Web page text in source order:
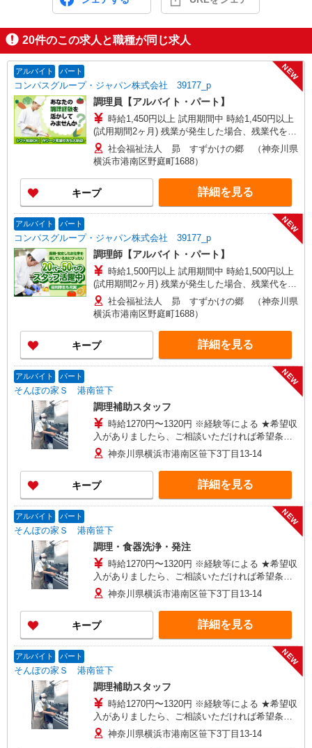
20件のこの求人と職種が同じ求人
アルバイト パート
コンパスグループ・ジャパン株式会社 39177_p
NEW
調理員【アルバイト・パート】
時給1,450円以上 試用期間中 時給1,450円以上
(試用期間2ヶ月) 残業が発生した場合、残業代を1
分単位で別途支給します。
社会福祉法人 昴 すずかけの郷 （神奈川県
横浜市港南区野庭町1688）
キープ 詳細を見る
アルバイト パート
コンパスグループ・ジャパン株式会社 39177_p
NEW
調理師【アルバイト・パート】
時給1,500円以上 試用期間中 時給1,500円以上
(試用期間2ヶ月) 残業が発生した場合、残業代を1
分単位で別途支給します。
社会福祉法人 昴 すずかけの郷 （神奈川県
横浜市港南区野庭町1688）
キープ 詳細を見る
アルバイト パート
そんぽの家Ｓ 港南笹下
NEW
調理補助スタッフ
時給1270円〜1320円 ※経験等による ★希望収
入がありましたら、ご相談いただければ希望条件
に合うかの確認もいたします。 ★時間外手当別途
支給 ★上記金額は働きがい向上手当を含みます。
★働きがい向上手当※26年6月改定（地域により異
なる） 社会保険加入者は更に＋50円
神奈川県横浜市港南区笹下3丁目13-14
キープ 詳細を見る
アルバイト パート
そんぽの家Ｓ 港南笹下
NEW
調理・食器洗浄・発注
時給1270円〜1320円 ※経験等による ★希望収
入がありましたら、ご相談いただければ希望条件
に合うかの確認もいたします。 ★時間外手当別途
支給 ★上記金額は働きがい向上手当を含みます。
★働きがい向上手当※26年6月改定（地域により異
なる） 社会保険加入者は更に＋50円
神奈川県横浜市港南区笹下3丁目13-14
キープ 詳細を見る
アルバイト パート
そんぽの家Ｓ 港南笹下
NEW
調理補助スタッフ
時給1270円〜1320円 ※経験等による ★希望収
入がありましたら、ご相談いただければ希望条件
に合うかの確認もいたします。 ★時間外手当別途
支給 ★上記金額は働きがい向上手当を含みます。
神奈川県横浜市港南区笹下3丁目13-14